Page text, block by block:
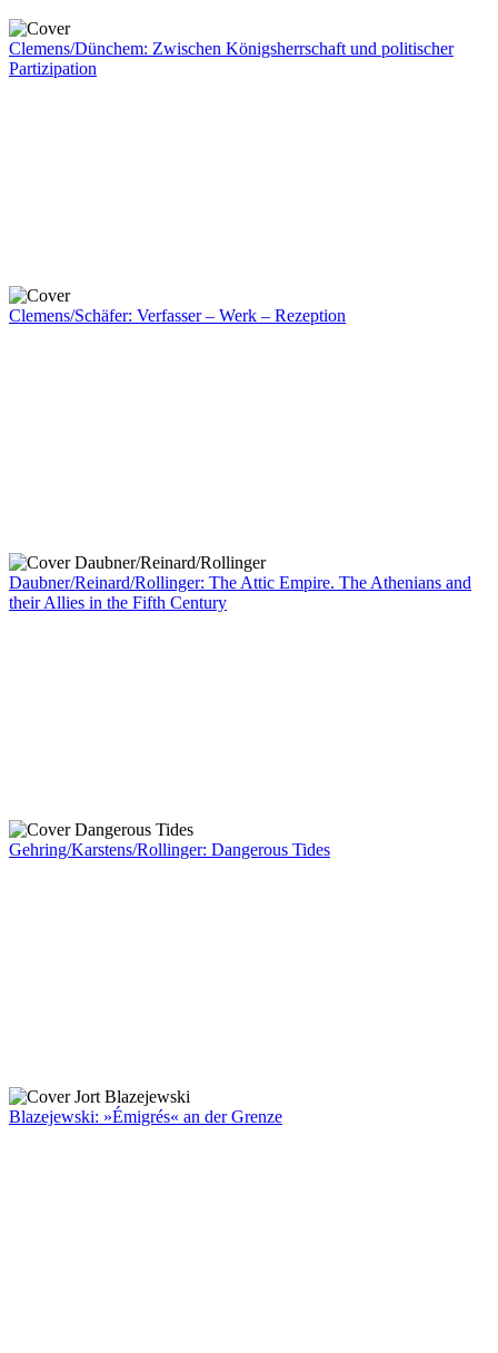
Clemens/Dünchem: Zwischen Königsherrschaft und politischer
Partizipation
Clemens/Schäfer: Verfasser – Werk – Rezeption
Daubner/Reinard/Rollinger: The Attic Empire. The Athenians and
their Allies in the Fifth Century
Gehring/Karstens/Rollinger: Dangerous Tides
Blazejewski: »Émigrés« an der Grenze